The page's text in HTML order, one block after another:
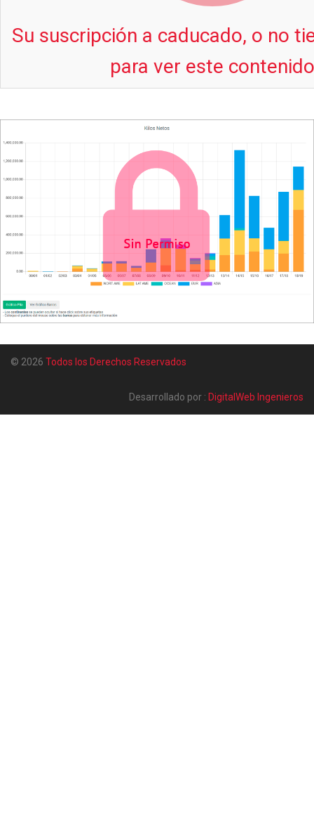
Su suscripción a caducado, o no
para ver este contenido
© 2026 Todos los Derechos Reservados
Desarrollado por : DigitalWeb Ingenieros